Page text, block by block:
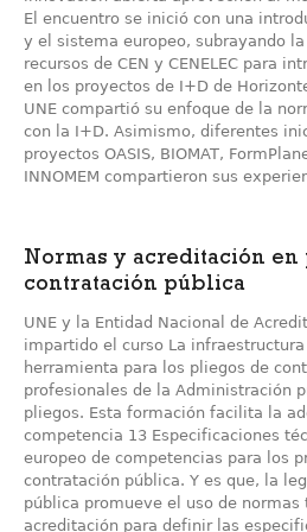
El encuentro se inició con una
y el sistema europeo, subrayando
recursos de CEN y CENELEC para
en los proyectos de I+D de
UNE compartió su enfoque de la
con la I+D. Asimismo, diferentes
proyectos OASIS, BIOMAT,
INNOMEM compartieron sus
Normas y acreditación en
contratación pública
UNE y la Entidad Nacional de
impartido el curso La
herramienta para los pliegos de
profesionales de la Administración
pliegos. Esta formación facilita la
competencia 13 Especificaciones
europeo de competencias para los
contratación pública. Y es que, la
pública promueve el uso de
acreditación para definir las